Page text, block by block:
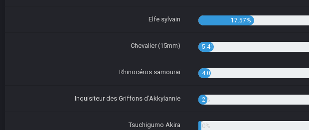
Elfe sylvain 17.57%
Chevalier (15mm) 5.41%
Rhinocéros samouraï 4.05%
Inquisiteur des Griffons d'Akkylannie 2.70%
Tsuchigumo Akira 1.35%